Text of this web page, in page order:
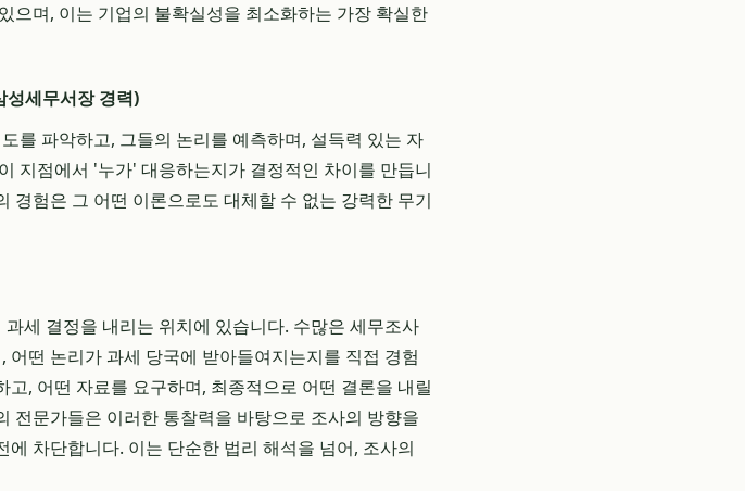
으며, 이는 기업의 불확실성을 최소화하는 가장 확실한
세무서장 경력)
를 파악하고, 그들의 논리를 예측하며, 설득력 있는 자
지점에서 '누가' 대응하는지가 결정적인 차이를 만듭니
경험은 그 어떤 이론으로도 대체할 수 없는 강력한 무기
세 결정을 내리는 위치에 있습니다. 수많은 세무조사
떤 논리가 과세 당국에 받아들여지는지를 직접 경험
, 어떤 자료를 요구하며, 최종적으로 어떤 결론을 내릴
전문가들은 이러한 통찰력을 바탕으로 조사의 방향을
차단합니다. 이는 단순한 법리 해석을 넘어, 조사의